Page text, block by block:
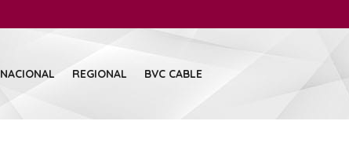
NACIONAL REGIONAL BVC CABLE